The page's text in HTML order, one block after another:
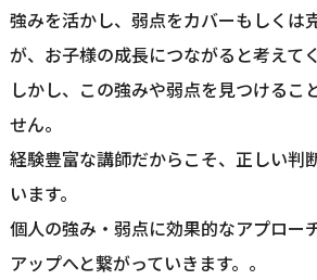
強みを活かし、弱点をカバーもしくは
が、お子様の成長につながると考えて
しかし、この強みや弱点を見つけるこ
せん。
経験豊富な講師だからこそ、正しい判
います。
個人の強み・弱点に効果的なアプロー
アップへと繋がっていきます。。